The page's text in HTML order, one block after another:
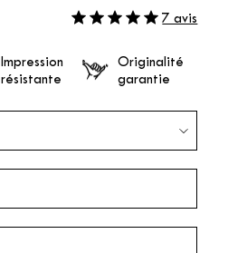
7 avis
Impression
résistante
Originalité
garantie